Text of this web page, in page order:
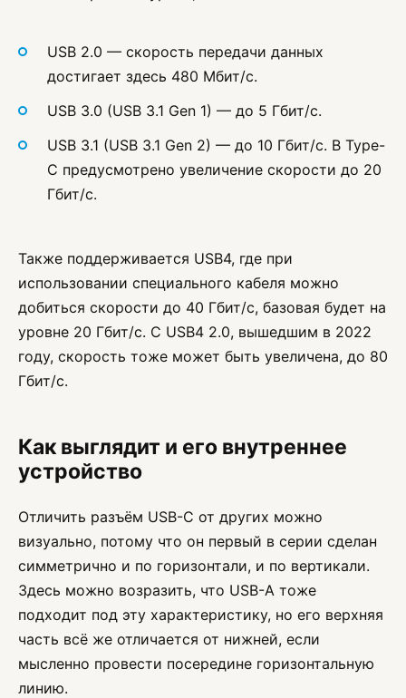
USB 2.0 — скорость передачи данных
достигает здесь 480 Мбит/с.
USB 3.0 (USB 3.1 Gen 1) — до 5 Гбит/с.
USB 3.1 (USB 3.1 Gen 2) — до 10 Гбит/с. В Type-
C предусмотрено увеличение скорости до 20
Гбит/с.
Также поддерживается USB4, где при
использовании специального кабеля можно
добиться скорости до 40 Гбит/с, базовая будет на
уровне 20 Гбит/с. С USB4 2.0, вышедшим в 2022
году, скорость тоже может быть увеличена, до 80
Гбит/с.
Как выглядит и его внутреннее
устройство
Отличить разъём USB-C от других можно
визуально, потому что он первый в серии сделан
симметрично и по горизонтали, и по вертикали.
Здесь можно возразить, что USB-A тоже
подходит под эту характеристику, но его верхняя
часть всё же отличается от нижней, если
мысленно провести посередине горизонтальную
линию.